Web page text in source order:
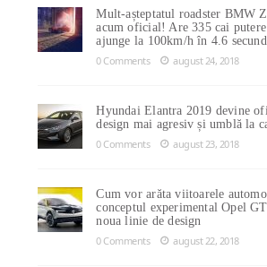
Mult-așteptatul roadster BMW
acum oficial! Are 335 cai putere
ajunge la 100km/h în 4.6
0 Comments
august 24, 2018
Hyundai Elantra 2019 devine
design mai agresiv și umblă la
0 Comments
august 23, 2018
Cum vor arăta viitoarele
conceptul experimental Opel
noua linie de design
0 Comments
august 22, 2018